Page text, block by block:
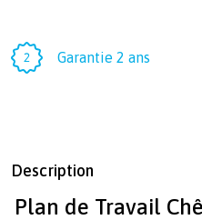
Garantie 2 ans
Description
Plan de Travail